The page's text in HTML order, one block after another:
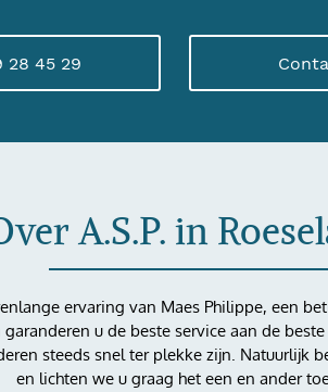
28 45 29
A.S.P. in
ervaring van Maes Philippe, een
u de beste service aan de
steeds snel ter plekke zijn. Natuurlijk
en lichten we u graag het een en ander